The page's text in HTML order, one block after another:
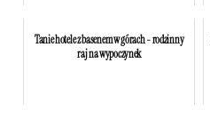
Tanie hotele z basenem w górach - rodzinny
raj na wypoczynek